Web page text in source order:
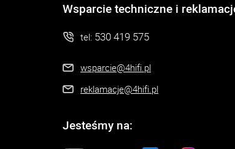
Wsparcie techniczne i
tel: 530 419 575
wsparcie@4hifi.pl
reklamacje@4hifi.pl
Jesteśmy na: